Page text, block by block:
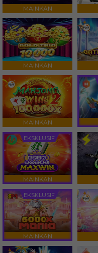
MAINKAN
MAINKAN
MAINKAN
EKSKLUSIF
MAINKAN
EKSKLUSIF
MAINKAN